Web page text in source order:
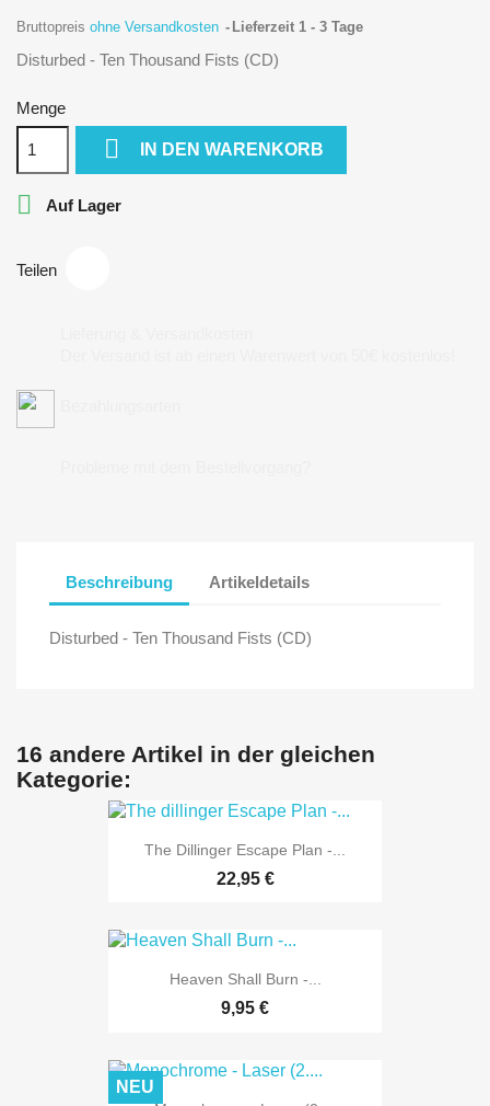
Bruttopreis ohne Versandkosten Lieferzeit 1 - 3 Tage
Disturbed - Ten Thousand Fists (CD)
Menge
 IN DEN WARENKORB
 Auf Lager
Teilen
Beschreibung Artikeldetails
Disturbed - Ten Thousand Fists (CD)
16 andere Artikel in der gleichen
Kategorie:
The Dillinger Escape Plan -...
22,95 €
Heaven Shall Burn -...
9,95 €
NEU